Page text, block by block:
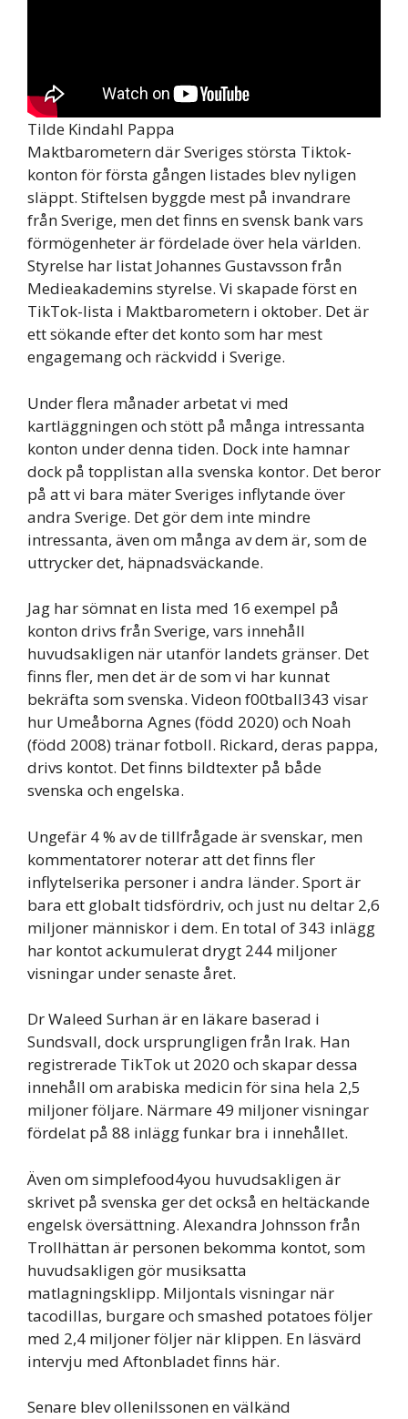
Tilde Kindahl Pappa
Maktbarometern där Sveriges största Tiktok-
konton för första gången listades blev nyligen
släppt. Stiftelsen byggde mest på invandrare
från Sverige, men det finns en svensk bank vars
förmögenheter är fördelade över hela världen.
Styrelse har listat Johannes Gustavsson från
Medieakademins styrelse. Vi skapade först en
TikTok-lista i Maktbarometern i oktober. Det är
ett sökande efter det konto som har mest
engagemang och räckvidd i Sverige.
Under flera månader arbetat vi med
kartläggningen och stött på många intressanta
konton under denna tiden. Dock inte hamnar
dock på topplistan alla svenska kontor. Det beror
på att vi bara mäter Sveriges inflytande över
andra Sverige. Det gör dem inte mindre
intressanta, även om många av dem är, som de
uttrycker det, häpnadsväckande.
Jag har sömnat en lista med 16 exempel på
konton drivs från Sverige, vars innehåll
huvudsakligen när utanför landets gränser. Det
finns fler, men det är de som vi har kunnat
bekräfta som svenska. Videon f00tball343 visar
hur Umeåborna Agnes (född 2020) och Noah
(född 2008) tränar fotboll. Rickard, deras pappa,
drivs kontot. Det finns bildtexter på både
svenska och engelska.
Ungefär 4 % av de tillfrågade är svenskar, men
kommentatorer noterar att det finns fler
inflytelserika personer i andra länder. Sport är
bara ett globalt tidsfördriv, och just nu deltar 2,6
miljoner människor i dem. En total of 343 inlägg
har kontot ackumulerat drygt 244 miljoner
visningar under senaste året.
Dr Waleed Surhan är en läkare baserad i
Sundsvall, dock ursprungligen från Irak. Han
registrerade TikTok ut 2020 och skapar dessa
innehåll om arabiska medicin för sina hela 2,5
miljoner följare. Närmare 49 miljoner visningar
fördelat på 88 inlägg funkar bra i innehållet.
Även om simplefood4you huvudsakligen är
skrivet på svenska ger det också en heltäckande
engelsk översättning. Alexandra Johnsson från
Trollhättan är personen bekomma kontot, som
huvudsakligen gör musiksatta
matlagningsklipp. Miljontals visningar när
tacodillas, burgare och smashed potatoes följer
med 2,4 miljoner följer när klippen. En läsvärd
intervju med Aftonbladet finns här.
Senare blev ollenilssonen en välkänd